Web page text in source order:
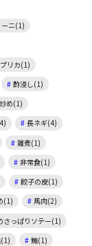
ーニ(1)
リカ(1)
酢浸し(1)
め(1)
長ネギ(4)
雑煮(1)
非常食(1)
餃子の皮(1)
(1)
馬肉(2)
さっぱりソテー(1)
鮪(1)